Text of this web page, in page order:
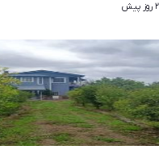
۲ روز پیش